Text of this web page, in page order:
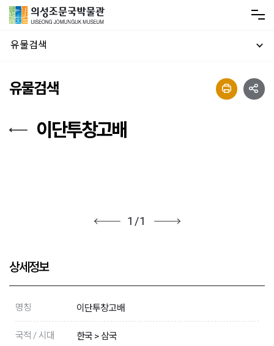
유물검색
유물검색
이단투창고배
1 /1
상세정보
명칭 이단투창고배
국적 / 시대 한국 > 삼국